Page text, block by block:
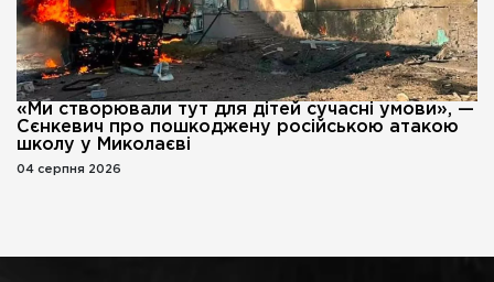
«Ми створювали тут для дітей сучасні умови», —
Сєнкевич про пошкоджену російською атакою
школу у Миколаєві
04 серпня 2026